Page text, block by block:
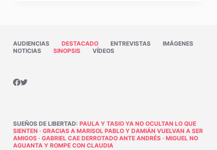
AUDIENCIAS DESTACADO ENTREVISTAS
IMÁGENES
NOTICIAS
SINOPSIS VÍDEOS
SUEÑOS DE LIBERTAD: PAULA Y TASIO YA NO OCULTAN LO QUE
SIENTEN · GRACIAS A MARISOL PABLO Y DAMIÁN VUELVAN A SER
AMIGOS· GABRIEL CAE DERROTADO ANTE ANDRÉS· MIGUEL NO
AGUANTA Y ROMPE CON CLAUDIA